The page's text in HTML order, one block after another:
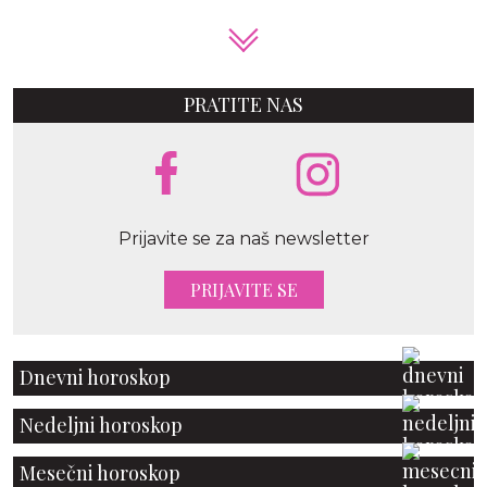
PRATITE NAS
Prijavite se za naš newsletter
PRIJAVITE SE
Dnevni horoskop
Nedeljni horoskop
Mesečni horoskop